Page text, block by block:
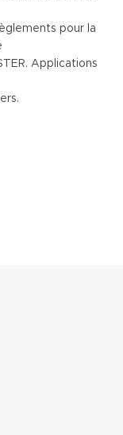
pour la
Applications